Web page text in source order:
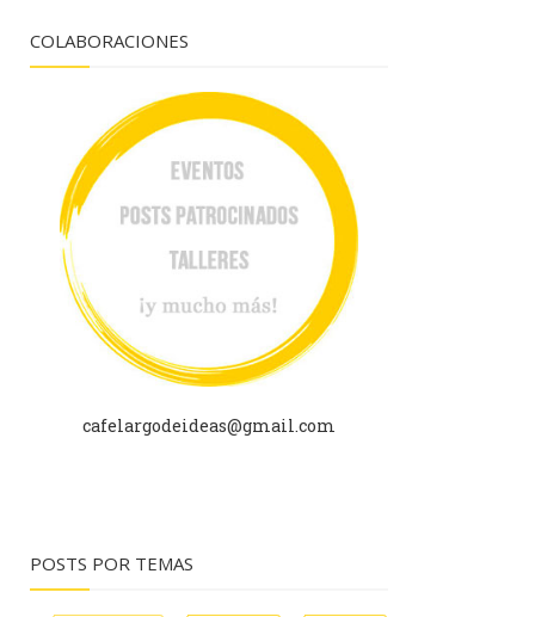
COLABORACIONES
cafelargodeideas@gmail.com
POSTS POR TEMAS